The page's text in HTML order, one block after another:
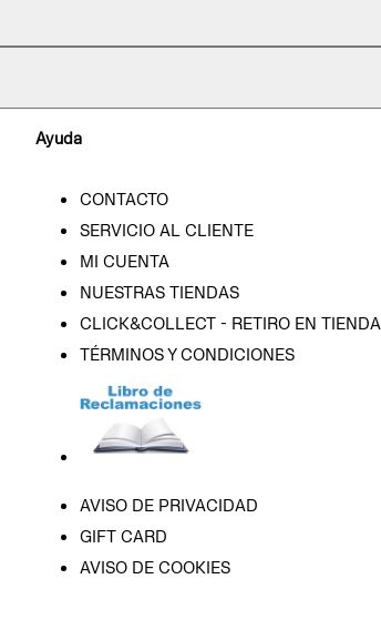
Ayuda
CONTACTO
SERVICIO AL CLIENTE
MI CUENTA
NUESTRAS TIENDAS
CLICK&COLLECT - RETIRO EN TIENDA
TÉRMINOS Y CONDICIONES
AVISO DE PRIVACIDAD
GIFT CARD
AVISO DE COOKIES